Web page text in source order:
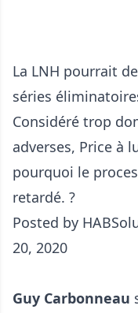
La LNH pourrait
séries
Considéré trop
adverses, Price à
pourquoi le
retardé. ?
Posted by
20, 2020
Guy Carbonneau